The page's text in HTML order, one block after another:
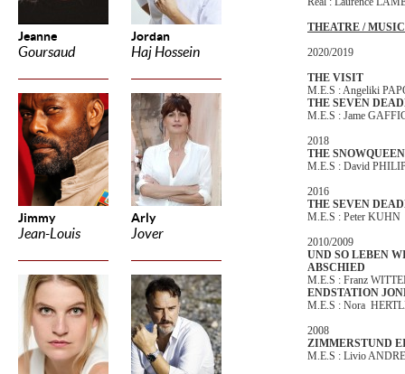
Jeanne
Goursaud
Jordan
Haj Hossein
Jimmy
Jean-Louis
Arly
Jover
THEATRE /
2020/2019
THE VISIT
M.E.S : Angeliki
THE SEVEN
M.E.S : Jame
2018
THE SNOWQUEEN
M.E.S : David
2016
THE SEVEN
M.E.S : Peter KUHN
2010/2009
UND SO LEBEN
ABSCHIED
M.E.S : Franz
ENDSTATION
M.E.S : Nora
2008
ZIMMERSTUND
M.E.S : Livio